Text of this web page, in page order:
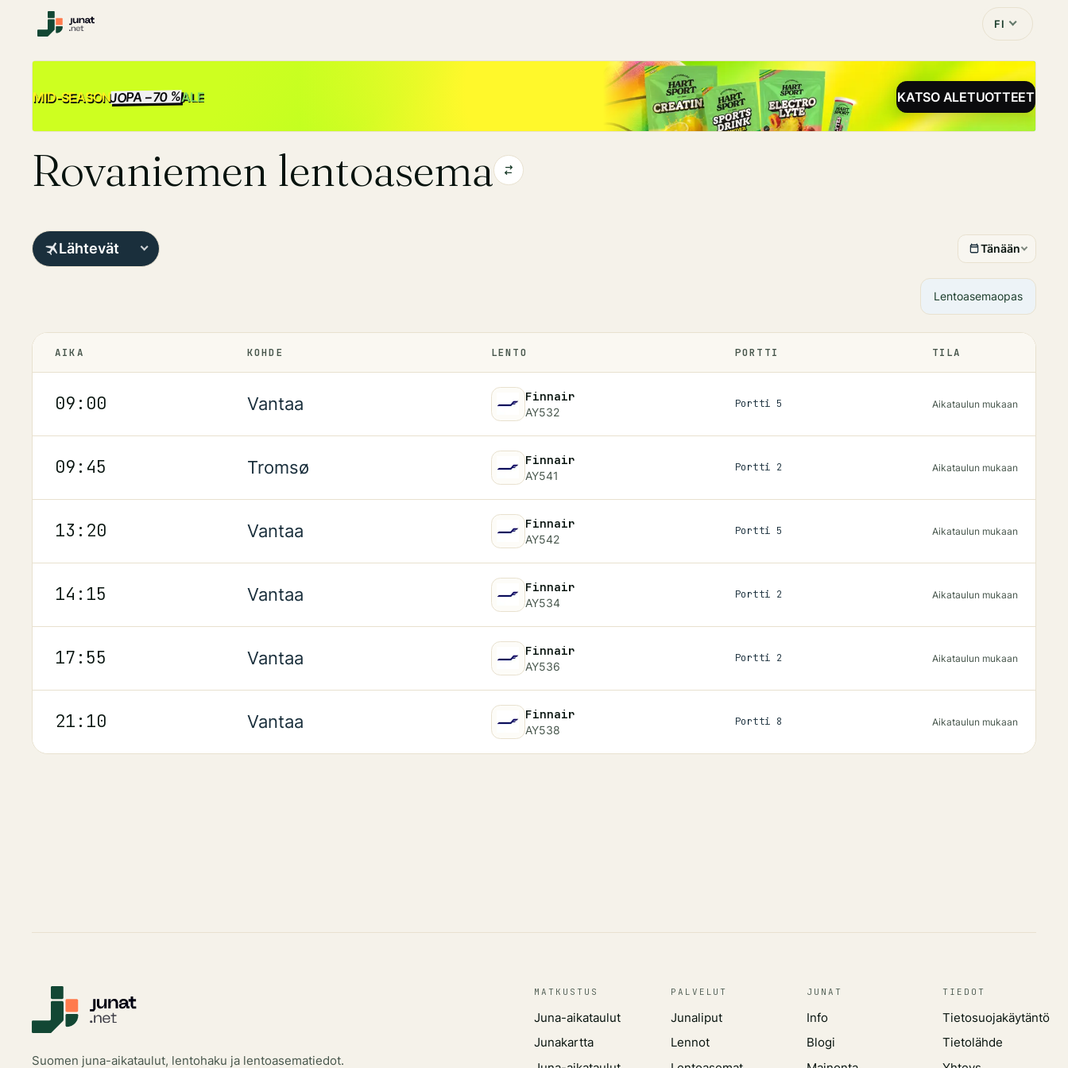
FI
MID-SEASONJOPA −70 %ALE KATSO ALETUOTTEET
Rovaniemen lentoasema
Lähtevät Tänään
Lentoasemaopas
AIKA KOHDE LENTO PORTTI TILA
Aikataulun mukaan 09:00
09:00 Vantaa Finnair
AY532
Portti 5 Aikataulun mukaan
Aikataulun mukaan 09:45
09:45 Tromsø Finnair
AY541
Portti 2 Aikataulun mukaan
Aikataulun mukaan 13:20
13:20 Vantaa Finnair
AY542
Portti 5 Aikataulun mukaan
Aikataulun mukaan 14:15
14:15 Vantaa Finnair
AY534
Portti 2 Aikataulun mukaan
Aikataulun mukaan 17:55
17:55 Vantaa Finnair
AY536
Portti 2 Aikataulun mukaan
Aikataulun mukaan 21:10
21:10 Vantaa Finnair
AY538
Portti 8 Aikataulun mukaan
Suomen juna-aikataulut, lentohaku ja lentoasematiedot.
MATKUSTUS
Juna-aikataulut
Junakartta
PALVELUT
Junaliput
Lennot
JUNAT
Info
Blogi
TIEDOT
Tietosuojakäytäntö
Tietolähde